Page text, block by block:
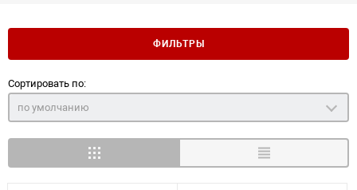
ФИЛЬТРЫ
Сортировать по:
по умолчанию